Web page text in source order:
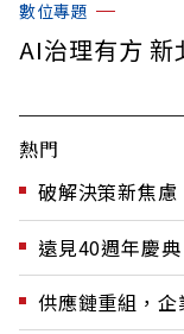
數位專題
AI治理有方 新
熱門
破解決策新焦
遠見40週年慶
供應鏈重組，